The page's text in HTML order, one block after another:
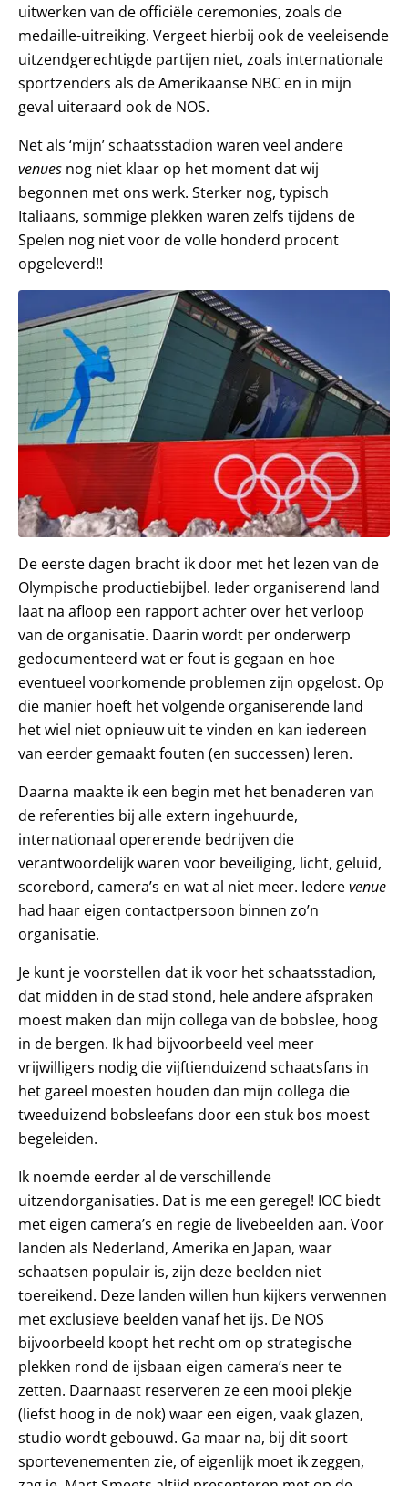
uitwerken van de officiële ceremonies, zoals de
medaille-uitreiking. Vergeet hierbij ook de veeleisende
uitzendgerechtigde partijen niet, zoals internationale
sportzenders als de Amerikaanse NBC en in mijn
geval uiteraard ook de NOS.
Net als ‘mijn’ schaatsstadion waren veel andere
venues nog niet klaar op het moment dat wij
begonnen met ons werk. Sterker nog, typisch
Italiaans, sommige plekken waren zelfs tijdens de
Spelen nog niet voor de volle honderd procent
opgeleverd!!
De eerste dagen bracht ik door met het lezen van de
Olympische productiebijbel. Ieder organiserend land
laat na afloop een rapport achter over het verloop
van de organisatie. Daarin wordt per onderwerp
gedocumenteerd wat er fout is gegaan en hoe
eventueel voorkomende problemen zijn opgelost. Op
die manier hoeft het volgende organiserende land
het wiel niet opnieuw uit te vinden en kan iedereen
van eerder gemaakt fouten (en successen) leren.
Daarna maakte ik een begin met het benaderen van
de referenties bij alle extern ingehuurde,
internationaal opererende bedrijven die
verantwoordelijk waren voor beveiliging, licht, geluid,
scorebord, camera’s en wat al niet meer. Iederevenue
had haar eigen contactpersoon binnen zo’n
organisatie.
Je kunt je voorstellen dat ik voor het schaatsstadion,
dat midden in de stad stond, hele andere afspraken
moest maken dan mijn collega van de bobslee, hoog
in de bergen. Ik had bijvoorbeeld veel meer
vrijwilligers nodig die vijftienduizend schaatsfans in
het gareel moesten houden dan mijn collega die
tweeduizend bobsleefans door een stuk bos moest
begeleiden.
Ik noemde eerder al de verschillende
uitzendorganisaties. Dat is me een geregel! IOC biedt
met eigen camera’s en regie de livebeelden aan. Voor
landen als Nederland, Amerika en Japan, waar
schaatsen populair is, zijn deze beelden niet
toereikend. Deze landen willen hun kijkers verwennen
met exclusieve beelden vanaf het ijs. De NOS
bijvoorbeeld koopt het recht om op strategische
plekken rond de ijsbaan eigen camera’s neer te
zetten. Daarnaast reserveren ze een mooi plekje
(liefst hoog in de nok) waar een eigen, vaak glazen,
studio wordt gebouwd. Ga maar na, bij dit soort
sportevenementen zie, of eigenlijk moet ik zeggen,